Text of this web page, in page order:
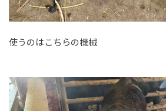
使うのはこちらの機械